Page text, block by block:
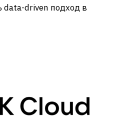
data-driven подход в